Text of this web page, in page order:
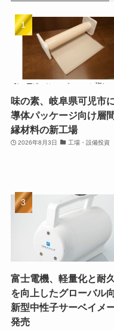
味の素、岐阜県可児市
導体パッケージ向け層
縁材料の新工場
2026年8月3日 工場・設備投資
富士電機、軽量化と耐
を向上したグローバル
新型中性子サーベイメ
発売